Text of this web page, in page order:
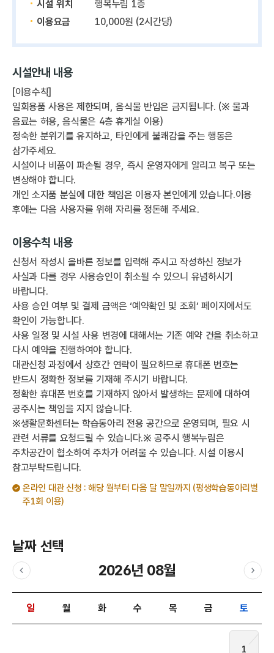
시설 위치
행복누림 1층
이용요금
10,000원 (2시간당)
시설안내 내용
[이용수칙]
일회용품 사용은 제한되며, 음식물 반입은 금지됩니다. (※ 물과
음료는 허용, 음식물은 4층 휴게실 이용)
정숙한 분위기를 유지하고, 타인에게 불쾌감을 주는 행동은
삼가주세요.
시설이나 비품이 파손될 경우, 즉시 운영자에게 알리고 복구 또는
변상해야 합니다.
개인 소지품 분실에 대한 책임은 이용자 본인에게 있습니다.이용
후에는 다음 사용자를 위해 자리를 정돈해 주세요.
이용수칙 내용
신청서 작성시 올바른 정보를 입력해 주시고 작성하신 정보가
사실과 다를 경우 사용승인이 취소될 수 있으니 유념하시기
바랍니다.
사용 승인 여부 및 결제 금액은 ‘예약확인 및 조회’ 페이지에서도
확인이 가능합니다.
사용 일정 및 시설 사용 변경에 대해서는 기존 예약 건을 취소하고
다시 예약을 진행하여야 합니다.
대관신청 과정에서 상호간 연락이 필요하므로 휴대폰 번호는
반드시 정확한 정보를 기재해 주시기 바랍니다.
정확한 휴대폰 번호를 기재하지 않아서 발생하는 문제에 대하여
공주시는 책임을 지지 않습니다.
※생활문화센터는 학습동아리 전용 공간으로 운영되며, 필요 시
관련 서류를 요청드릴 수 있습니다.※ 공주시 행복누림은
주차공간이 협소하여 주차가 어려울 수 있습니다. 시설 이용시
참고부탁드립니다.
온라인 대관 신청 : 해당 월부터 다음 달 말일까지 (평생학습동아리별
주1회 이용)
날짜 선택
이전달 2026년 08월
다음
날짜 선택 달력입니다.
일
월 화 수 목 금 토
1